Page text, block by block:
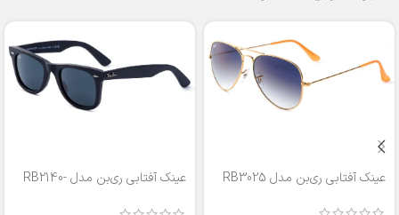
عینک آفتابی ری‌بن مدل RB3025
عینک آفتابی ری‌بن مدل RB2140-